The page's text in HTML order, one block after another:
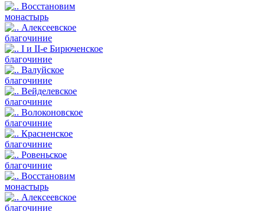
Восстановим
монастырь
Алексеевское
благочиние
I и II-е Бирюченское
благочиние
Валуйское
благочиние
Вейделевское
благочиние
Волоконовское
благочиние
Красненское
благочиние
Ровеньское
благочиние
Восстановим
монастырь
Алексеевское
благочиние